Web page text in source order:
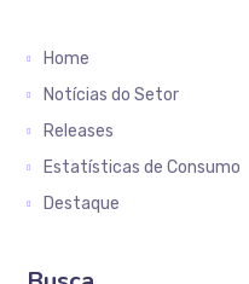
Home
Notícias do Setor
Releases
Estatísticas de Consumo
Destaque